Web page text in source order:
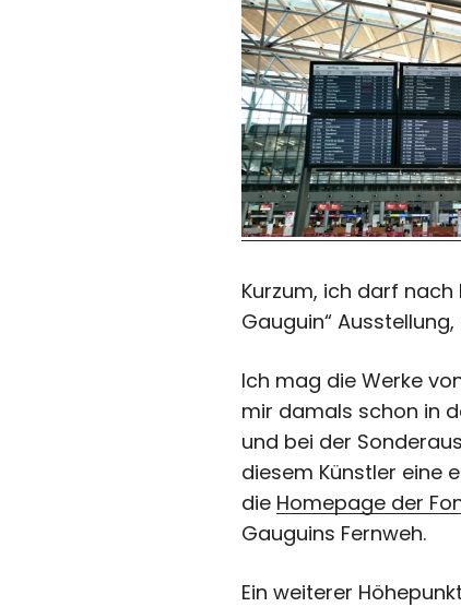
Kurzum, ich darf
Gauguin“
Ich mag die Werke
mir damals schon in
und bei der
diesem Künstler eine
die Homepage der
Gauguins Fernweh.
Ein weiterer